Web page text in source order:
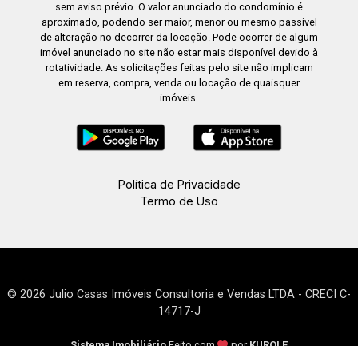
sem aviso prévio. O valor anunciado do condomínio é
aproximado, podendo ser maior, menor ou mesmo passível
de alteração no decorrer da locação. Pode ocorrer de algum
imóvel anunciado no site não estar mais disponível devido à
rotatividade. As solicitações feitas pelo site não implicam
em reserva, compra, venda ou locação de quaisquer
imóveis.
Política de Privacidade
Termo de Uso
© 2026 Julio Casas Imóveis Consultoria e Vendas LTDA - CRECI C-
14717-J